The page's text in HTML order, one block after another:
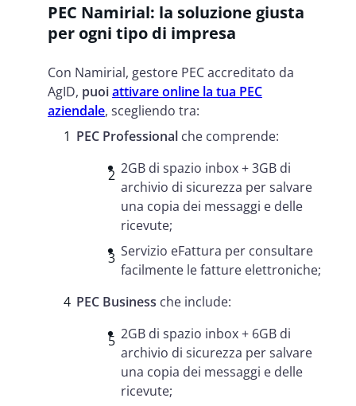
PEC Namirial: la soluzione giusta
per ogni tipo di impresa
Con Namirial, gestore PEC accreditato da
AgID, puoiattivare online la tua PEC
aziendale, scegliendo tra:
PEC Professional che comprende:
2GB di spazio inbox + 3GB di
archivio di sicurezza per salvare
una copia dei messaggi e delle
ricevute;
Servizio eFattura per consultare
facilmente le fatture elettroniche;
PEC Business che include:
2GB di spazio inbox + 6GB di
archivio di sicurezza per salvare
una copia dei messaggi e delle
ricevute;